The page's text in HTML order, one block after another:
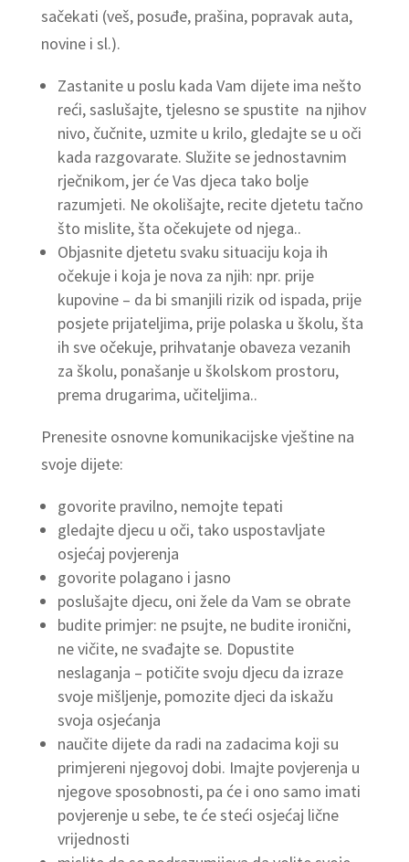
sačekati (veš, posuđe, prašina, popravak auta,
novine i sl.).
Zastanite u poslu kada Vam dijete ima nešto
reći, saslušajte, tjelesno se spustite na njihov
nivo, čučnite, uzmite u krilo, gledajte se u oči
kada razgovarate. Služite se jednostavnim
rječnikom, jer će Vas djeca tako bolje
razumjeti. Ne okolišajte, recite djetetu tačno
što mislite, šta očekujete od njega..
Objasnite djetetu svaku situaciju koja ih
očekuje i koja je nova za njih: npr. prije
kupovine – da bi smanjili rizik od ispada, prije
posjete prijateljima, prije polaska u školu, šta
ih sve očekuje, prihvatanje obaveza vezanih
za školu, ponašanje u školskom prostoru,
prema drugarima, učiteljima..
Prenesite osnovne komunikacijske vještine na
svoje dijete:
govorite pravilno, nemojte tepati
gledajte djecu u oči, tako uspostavljate
osjećaj povjerenja
govorite polagano i jasno
poslušajte djecu, oni žele da Vam se obrate
budite primjer: ne psujte, ne budite ironični,
ne vičite, ne svađajte se. Dopustite
neslaganja – potičite svoju djecu da izraze
svoje mišljenje, pomozite djeci da iskažu
svoja osjećanja
naučite dijete da radi na zadacima koji su
primjereni njegovoj dobi. Imajte povjerenja u
njegove sposobnosti, pa će i ono samo imati
povjerenje u sebe, te će steći osjećaj lične
vrijednosti